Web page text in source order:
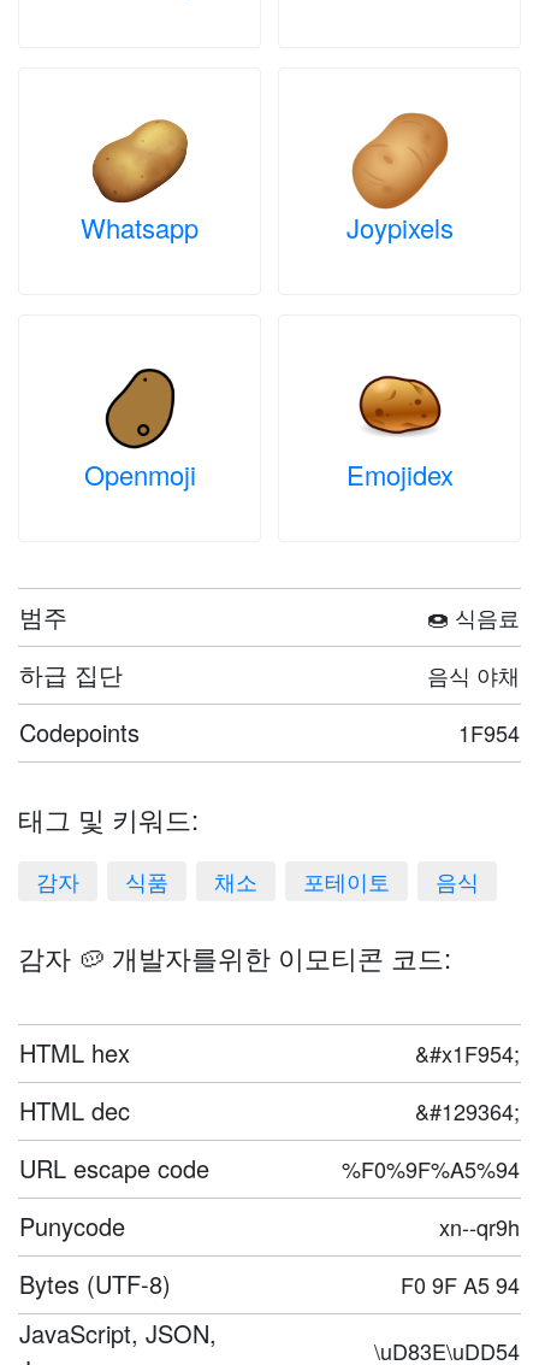
Whatsapp Joypixels
Openmoji Emojidex
범주 🍩 식음료
하급 집단 음식 야채
Codepoints 1F954
태그 및 키워드:
감자 식품 채소 포테이토 음식
감자 🥔 개발자를위한 이모티콘 코드:
HTML hex &#x1F954;
HTML dec &#129364;
URL escape code %F0%9F%A5%94
Punycode xn--qr9h
Bytes (UTF-8) F0 9F A5 94
JavaScript, JSON,
\uD83E\uDD54